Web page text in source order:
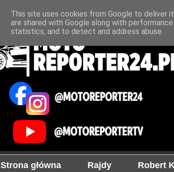
Strona główna Rajdy Robert
This site uses cookies from Google to deliver
are shared with Google along with
statistics, and to detect and address abuse.